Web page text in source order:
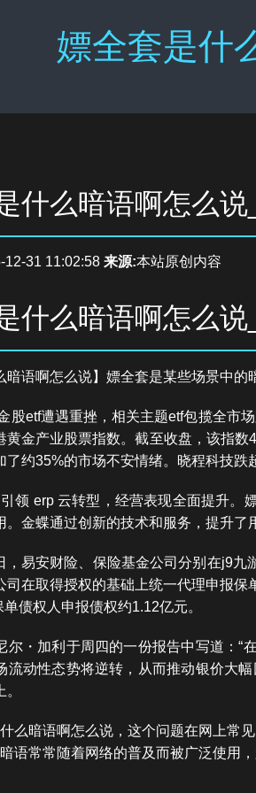
嫖全套是什
什么暗语啊怎么
12-31 11:02:58 来源:本站原创内容
什么暗语啊怎么
暗语啊怎么说】嫖全套是某些场景中的
股etf遭遇重挫，相关主题etf包揽全市
黄金产业股票指数。截至收盘，该指
了约35%的市场不安情绪。晓程科技跌
领 erp 云转型，经营表现全面提升
。金蝶通过创新的技术和服务，提升了
，易安财险、保险基金公司分别在j9
司在取得授权的基础上统一代理申报
债权人申报债权约1.12亿元。
尔・加利于周四的一份报告中写道：“
流动性态势将逆转，从而推动银价大
么暗语啊怎么说，这个问题在网上常
语常常随着网络的普及而被广泛使用